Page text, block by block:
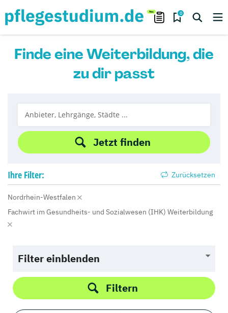
0
Finde eine Weiterbildung, die
zu dir passt
Jetzt finden
Ihre Filter: Zurücksetzen
Nordrhein-Westfalen
Fachwirt im Gesundheits- und Sozialwesen (IHK) Weiterbildung
Filter einblenden
Filtern